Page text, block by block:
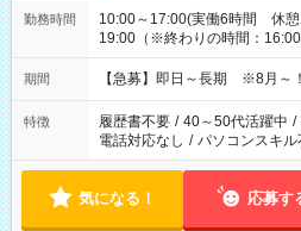
勤務時間
10:00～17:00(実働6時間 休
19:00（※終わりの時間：16:00
期間 【急募】即日～長期 ※8月～！
特徴 履歴書不要 / 40～50代活躍中 /
電話対応なし / パソコンスキル
気になる！ 応募す